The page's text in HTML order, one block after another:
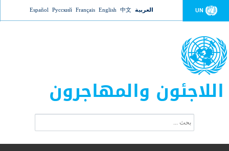
Jump to navigation UN العربية 中文
English
Français
Русский
Español
اللاجئون والمهاجرون
ت
ب